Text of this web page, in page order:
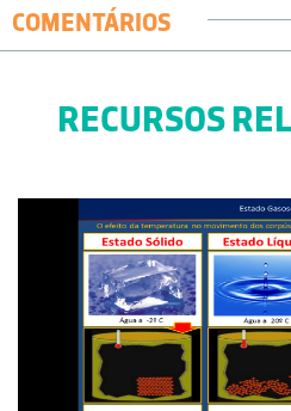
COMENTÁRIOS
RECURSOS